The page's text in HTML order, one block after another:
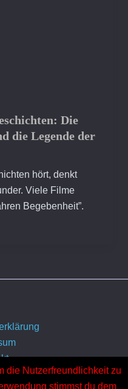
Die
die Legende der
hört, denkt
Viele Filme
Begebenheit”.
die Nutzerfreundlichkeit zu
stimmst du dem